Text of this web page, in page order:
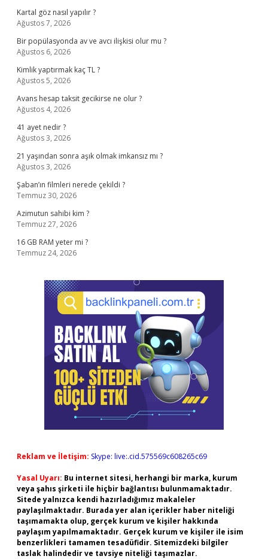
Kartal göz nasıl yapılır ?
Ağustos 7, 2026
Bir popülasyonda av ve avcı ilişkisi olur mu ?
Ağustos 6, 2026
Kimlik yaptırmak kaç TL ?
Ağustos 5, 2026
Avans hesap taksit gecikirse ne olur ?
Ağustos 4, 2026
41 ayet nedir ?
Ağustos 3, 2026
21 yaşından sonra aşık olmak imkansız mı ?
Ağustos 3, 2026
Şaban’ın filmleri nerede çekildi ?
Temmuz 30, 2026
Azimutun sahibi kim ?
Temmuz 27, 2026
16 GB RAM yeter mi ?
Temmuz 24, 2026
Reklam ve İletişim: Skype: live:.cid.575569c608265c69
Yasal Uyarı: Bu internet sitesi, herhangi bir marka, kurum
veya şahıs şirketi ile hiçbir bağlantısı bulunmamaktadır.
Sitede yalnızca kendi hazırladığımız makaleler
paylaşılmaktadır. Burada yer alan içerikler haber niteliği
taşımamakta olup, gerçek kurum ve kişiler hakkında
paylaşım yapılmamaktadır. Gerçek kurum ve kişiler ile isim
benzerlikleri tamamen tesadüfidir. Sitemizdeki bilgiler
taslak halindedir ve tavsiye niteliği taşımazlar.